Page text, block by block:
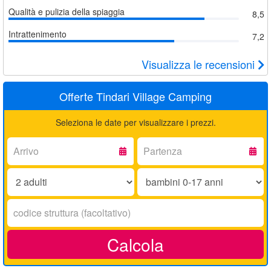
Qualità e pulizia della spiaggia
8,5
Intrattenimento
7,2
Visualizza le recensioni
Offerte Tindari Village Camping
Seleziona le date per visualizzare i prezzi.
Arrivo:
Partenza:
Adulti:
Bambini
17
Codice
struttura:
Calcola